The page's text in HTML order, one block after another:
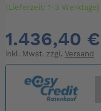
(Lieferzeit: 1-3 Werktage)
1.436,40 €
inkl. Mwst. zzgl. Versand